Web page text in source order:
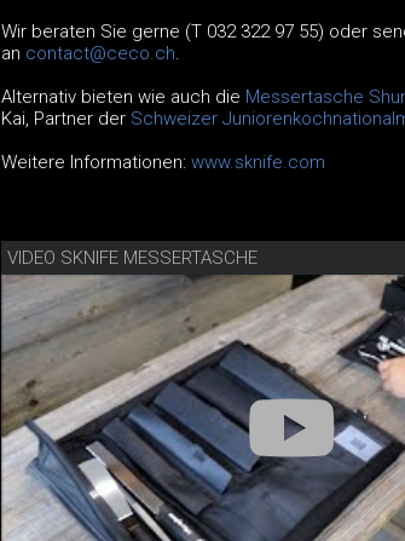
Wir beraten Sie gerne (T 032 322 97 55) oder
an contact@ceco.ch.
Alternativ bieten wie auch die Messertasche
Kai, Partner der Schweizer
Weitere Informationen: www.sknife.com
VIDEO SKNIFE MESSERTASCHE